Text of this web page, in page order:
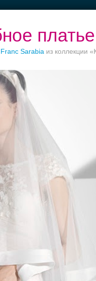
Franc Sarabia из коллекции
за
Банкет
платья